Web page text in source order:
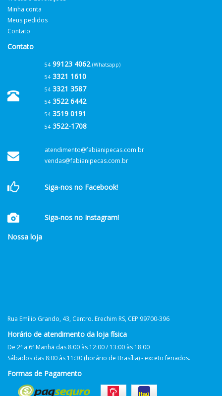
Minha conta
Meus pedidos
Contato
Contato
5499123 4062 (Whatsapp)
543321 1610
543321 3587
543522 6442
543519 0191
543522-1708
atendimento@fabianipecas.com.br
vendas@fabianipecas.com.br
Siga-nos no Facebook!
Siga-nos no Instagram!
Nossa loja
Rua Emílio Grando, 43, Centro. Erechim RS, CEP 99700-396
Horário de atendimento da loja física
De 2ª a 6ª Manhã das 8:00 às 12:00 / 13:00 às 18:00
Sábados das 8:00 às 11:30 (horário de Brasília) - exceto feriados.
Formas de Pagamento